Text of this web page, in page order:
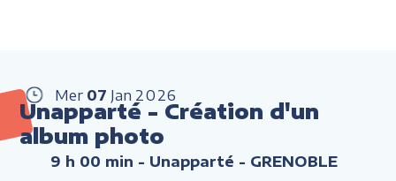
Mer 07 Jan 2026
Unapparté - Création d'un
album photo
9 h 00 min - Unapparté - GRENOBLE